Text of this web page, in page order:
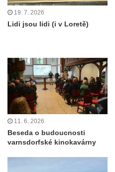
19. 7. 2026
Lidi jsou lidi (i v Loretě)
11. 6. 2026
Beseda o budoucnosti
varnsdorfské kinokavárny